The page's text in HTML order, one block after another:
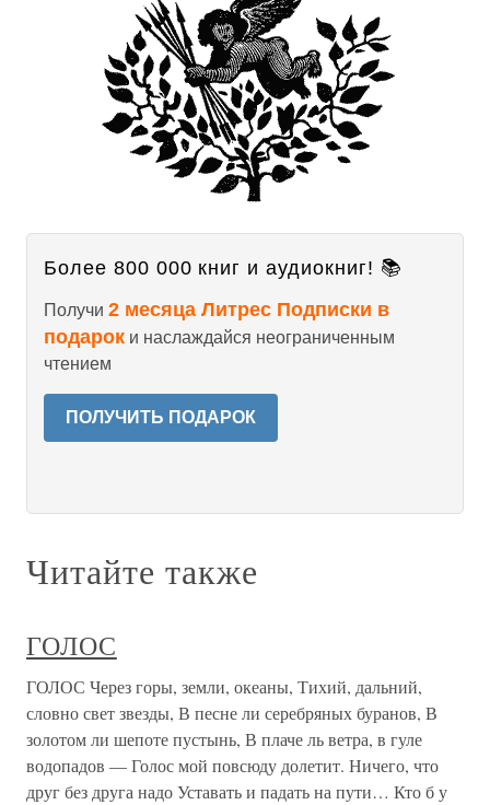
Более 800 000 книг и аудиокниг! 📚
Получи 2 месяца Литрес Подписки в
подарок и наслаждайся неограниченным
чтением
ПОЛУЧИТЬ ПОДАРОК
Читайте также
ГОЛОС
ГОЛОС Через горы, земли, океаны, Тихий, дальний,
словно свет звезды, В песне ли серебряных буранов, В
золотом ли шепоте пустынь, В плаче ль ветра, в гуле
водопадов — Голос мой повсюду долетит. Ничего, что
друг без друга надо Уставать и падать на пути… Кто б у